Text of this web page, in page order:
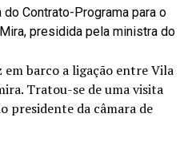
Contrato-Programa para o
presidida pela ministra do
barco a ligação entre Vila
Tratou-se de uma visita
presidente da câmara de